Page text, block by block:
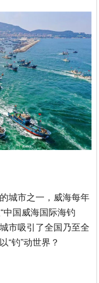
城市之一，威海每年
中国威海国际海钓
市吸引了全国乃至全
“钓”动世界？